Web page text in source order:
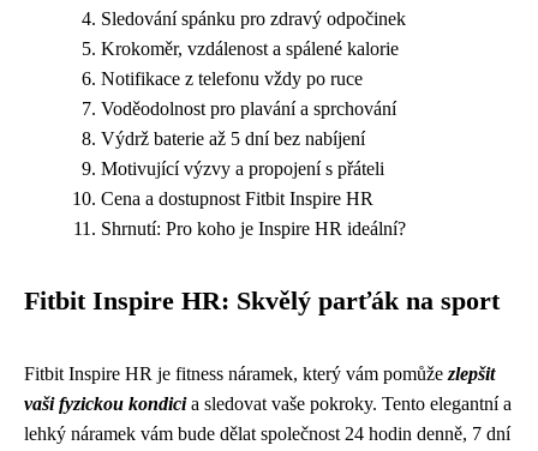
Sledování spánku pro zdravý odpočinek
Krokoměr, vzdálenost a spálené kalorie
Notifikace z telefonu vždy po ruce
Voděodolnost pro plavání a sprchování
Výdrž baterie až 5 dní bez nabíjení
Motivující výzvy a propojení s přáteli
Cena a dostupnost Fitbit Inspire HR
Shrnutí: Pro koho je Inspire HR ideální?
Fitbit Inspire HR: Skvělý parťák na sport
Fitbit Inspire HR je fitness náramek, který vám pomůže zlepšit
vaši fyzickou kondicia sledovat vaše pokroky. Tento elegantní a
lehký náramek vám bude dělat společnost 24 hodin denně, 7 dní